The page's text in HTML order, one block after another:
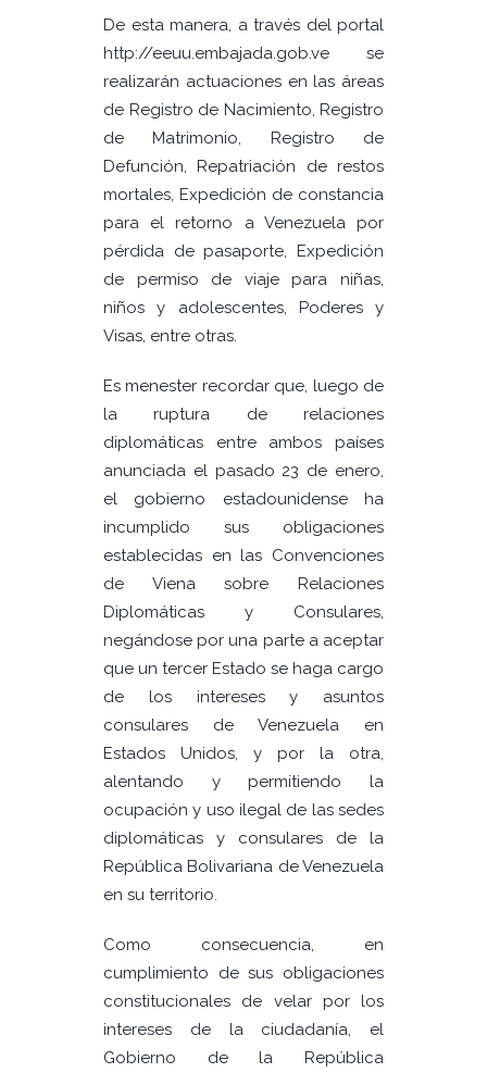
De esta manera, a través del portal
http://eeuu.embajada.gob.ve se
realizarán actuaciones en las áreas
de Registro de Nacimiento, Registro
de Matrimonio, Registro de
Defunción, Repatriación de restos
mortales, Expedición de constancia
para el retorno a Venezuela por
pérdida de pasaporte, Expedición
de permiso de viaje para niñas,
niños y adolescentes, Poderes y
Visas, entre otras.
Es menester recordar que, luego de
la ruptura de relaciones
diplomáticas entre ambos países
anunciada el pasado 23 de enero,
el gobierno estadounidense ha
incumplido sus obligaciones
establecidas en las Convenciones
de Viena sobre Relaciones
Diplomáticas y Consulares,
negándose por una parte a aceptar
que un tercer Estado se haga cargo
de los intereses y asuntos
consulares de Venezuela en
Estados Unidos, y por la otra,
alentando y permitiendo la
ocupación y uso ilegal de las sedes
diplomáticas y consulares de la
República Bolivariana de Venezuela
en su territorio.
Como consecuencia, en
cumplimiento de sus obligaciones
constitucionales de velar por los
intereses de la ciudadanía, el
Gobierno de la República